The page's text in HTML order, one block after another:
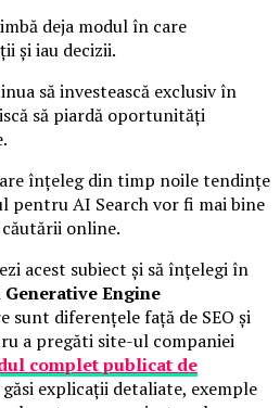
deja modul în care
și iau decizii.
să investească exclusiv în
să piardă oportunități
înțeleg din timp noile tendințe
pentru AI Search vor fi mai bine
online.
acest subiect și să înțelegi în
Generative Engine
sunt diferențele față de SEO și
a pregăti site-ul companiei
complet publicat de
găsi explicații detaliate, exemple